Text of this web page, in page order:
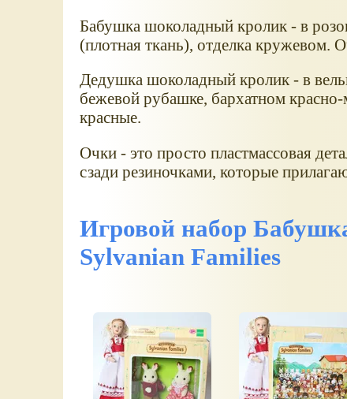
Бабушка шоколадный кролик - в
(плотная ткань), отделка кружевом.
Дедушка шоколадный кролик - в
бежевой рубашке, бархатном
красные.
Очки - это просто пластмассовая
сзади резиночками, которые
Игровой набор
Sylvanian Families